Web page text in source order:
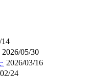
14
2026/05/30
2026/03/16
24